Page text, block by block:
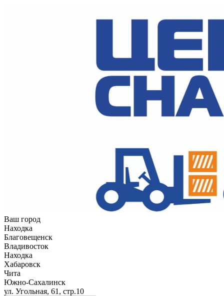
Ваш город
Находка
Благовещенск
Владивосток
Находка
Хабаровск
Чита
Южно-Сахалинск
ул. Угольная, 61, стр.10